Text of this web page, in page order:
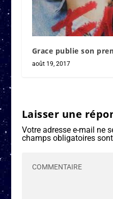
Grace publie son
août 19, 2017
Laisser une
Votre adresse e-mail ne
champs obligatoires